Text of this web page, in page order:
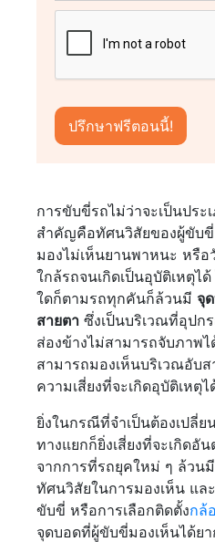
การขับขี่รถไม่ว่าจะเป็นประ
สำคัญคือทัศนวิสัยของผู้ขับขี่
มองไม่เห็นยานพาหนะ หรื
ใกล้รถจนเกิดเป็นอุบัติเหตุไ
ใดก็ตามรถทุกคันก็ล้วนมี จุ
สายตา ซึ่งเป็นบริเวณที่อุปก
ส่องข้างไม่สามารถจับภาพ
สามารถมองเห็นบริเวณอับ
ความเสี่ยงที่จะเกิดอุบัติเหตุไ
ยิ่งในกรณีที่จำเป็นต้องเปลี่ย
ทางแยกก็ยิ่งเสี่ยงที่จะเกิดอั
จากการที่รถยุคใหม่ ๆ ล้วน
ทัศนวิสัยในการมองเห็น แล
ขับขี่ หรือการเลือกติดตั้งกล้
จุดบอดที่ผู้ขับขี่มองเห็นได้ยา